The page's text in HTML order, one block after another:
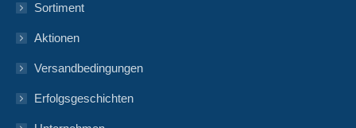
Sortiment
Aktionen
Versandbedingungen
Erfolgsgeschichten